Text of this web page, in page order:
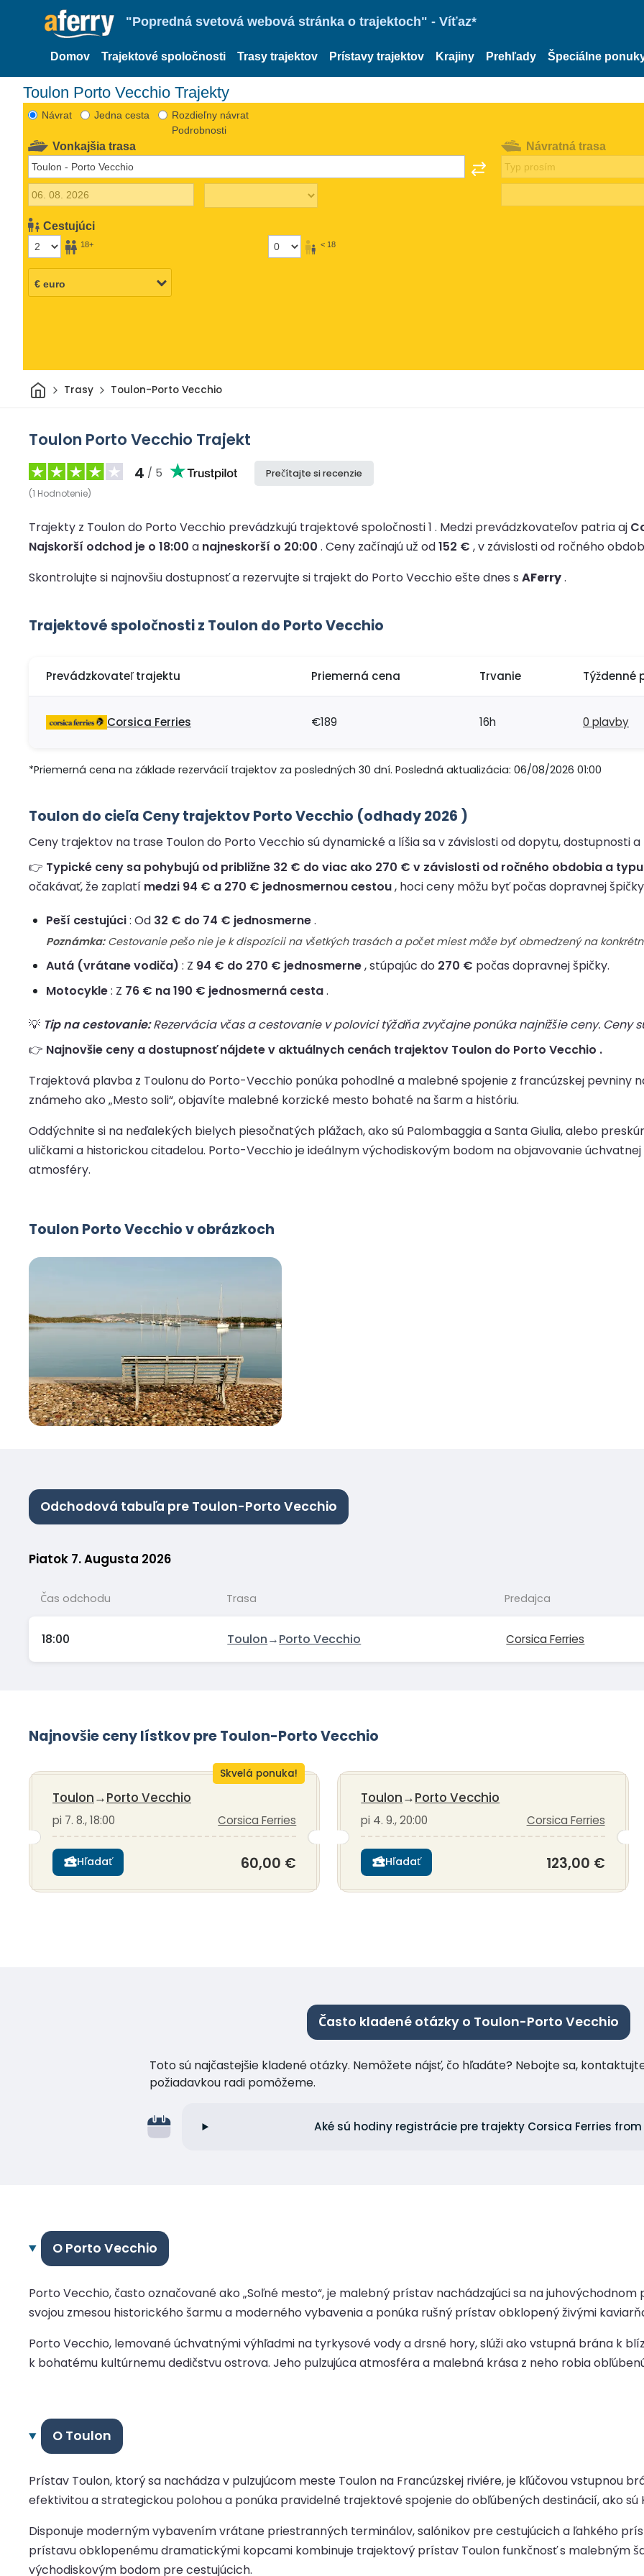
"Popredná svetová webová stránka o trajektoch" - Víťaz*
Domov Trajektové spoločnosti Trasy trajektov Prístavy trajektov Krajiny Prehľady Špeciálne
Toulon Porto Vecchio Trajekty
Návrat Jedna cesta
Rozdieľny návrat
Podrobnosti
Vonkajšia trasa
Cestujúci
18+ < 18
Návratná trasa
Domov
Trasy Toulon-Porto Vecchio
Toulon Porto Vecchio Trajekt
4 / 5
(1 Hodnotenie)
Prečítajte si recenzie
Trajekty z Toulon do Porto Vecchio prevádzkujú trajektové spoločnosti 1 . Medzi prevádzkovateľov patria aj
Najskorší odchod je o 18:00 a najneskorší o 20:00 . Ceny začínajú už od152 € , v závislosti od ročného
Skontrolujte si najnovšiu dostupnosť a rezervujte si trajekt do Porto Vecchio ešte dnes s AFerry.
Trajektové spoločnosti z Toulon do Porto Vecchio
Prevádzkovateľ trajektu Priemerná cena Trvanie Týždenné
Corsica Ferries €189 16h 0 plavby
*Priemerná cena na základe rezervácií trajektov za posledných 30 dní. Posledná aktualizácia: 06/08/2026 01:00
Toulon do cieľa Ceny trajektov Porto Vecchio (odhady 2026 )
Ceny trajektov na trase Toulon do Porto Vecchio sú dynamické a líšia sa v závislosti od dopytu, dostupnosti
👉 Typické ceny sa pohybujú od približne 32 € do viac ako 270 € v závislosti od ročného obdobia a
očakávať, že zaplatí medzi 94 € a 270 € jednosmernou cestou, hoci ceny môžu byť počas dopravnej
Peší cestujúci: Od 32 € do 74 € jednosmerne.
Poznámka:Cestovanie pešo nie je k dispozícii na všetkých trasách a počet miest môže byť obmedzený na
Autá (vrátane vodiča) : Z 94 € do 270 € jednosmerne, stúpajúc do 270 € počas dopravnej špičky.
Motocykle: Z 76 € na 190 € jednosmerná cesta.
💡 Tip na cestovanie:Rezervácia včas a cestovanie v polovici týždňa zvyčajne ponúka najnižšie ceny. Ceny
👉 Najnovšie ceny a dostupnosť nájdete v aktuálnych cenách trajektov Toulon do Porto Vecchio .
Trajektová plavba z Toulonu do Porto-Vecchio ponúka pohodlné a malebné spojenie z francúzskej pevniny
známeho ako „Mesto soli“, objavíte malebné korzické mesto bohaté na šarm a históriu.
Oddýchnite si na neďalekých bielych piesočnatých plážach, ako sú Palombaggia a Santa Giulia, alebo
uličkami a historickou citadelou. Porto-Vecchio je ideálnym východiskovým bodom na objavovanie
atmosféry.
Toulon Porto Vecchio v obrázkoch
Odchodová tabuľa pre Toulon-Porto Vecchio
Piatok 7. Augusta 2026
Čas odchodu Trasa Predajca
18:00 Toulon→Porto Vecchio Corsica Ferries
Najnovšie ceny lístkov pre Toulon-Porto Vecchio
Skvelá ponuka!
Toulon→Porto Vecchio
pi 7. 8., 18:00 Corsica Ferries
Hľadať 60,00 €
Toulon→Porto Vecchio
pi 4. 9., 20:00 Corsica Ferries
Hľadať 123,00 €
Často kladené otázky o Toulon-Porto Vecchio
Toto sú najčastejšie kladené otázky. Nemôžete nájsť, čo hľadáte? Nebojte sa,
požiadavkou radi pomôžeme.
Aké sú hodiny registrácie pre trajekty Corsica Ferries from
O Porto Vecchio
Porto Vecchio, často označované ako „Soľné mesto“, je malebný prístav nachádzajúci sa na
svojou zmesou historického šarmu a moderného vybavenia a ponúka rušný prístav obklopený živými
Porto Vecchio, lemované úchvatnými výhľadmi na tyrkysové vody a drsné hory, slúži ako vstupná brána k
k bohatému kultúrnemu dedičstvu ostrova. Jeho pulzujúca atmosféra a malebná krása z neho robia
O Toulon
Prístav Toulon, ktorý sa nachádza v pulzujúcom meste Toulon na Francúzskej riviére, je kľúčovou vstupnou
efektivitou a strategickou polohou a ponúka pravidelné trajektové spojenie do obľúbených destinácií, ako sú
Disponuje moderným vybavením vrátane priestranných terminálov, salónikov pre cestujúcich a ľahkého
prístavu obklopenému dramatickými kopcami kombinuje trajektový prístav Toulon funkčnosť s malebným
východiskovým bodom pre cestujúcich.